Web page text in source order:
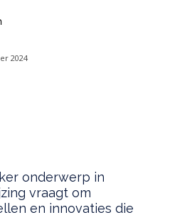
2024
onderwerp in
vraagt om
en innovaties die